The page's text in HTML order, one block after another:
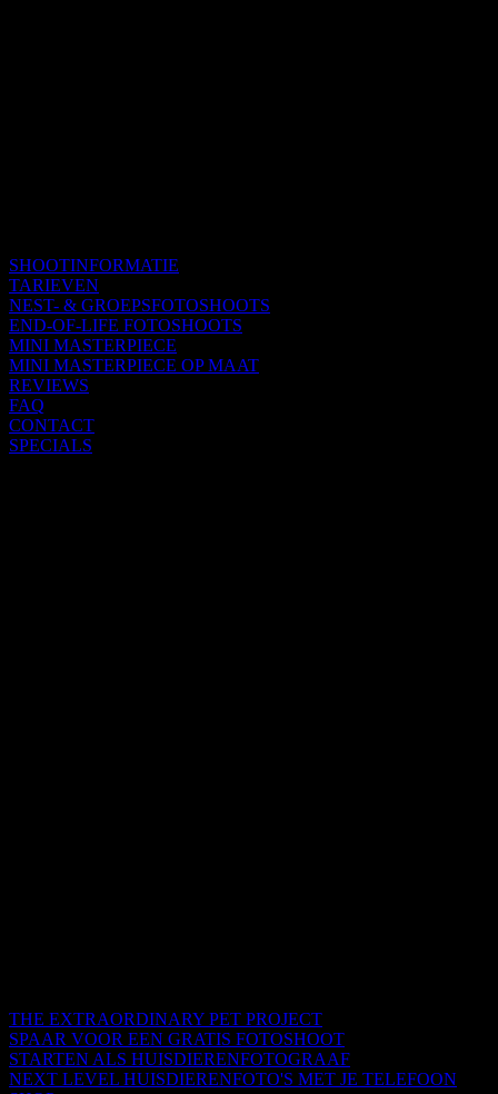
SHOOTINFORMATIE
TARIEVEN
NEST- & GROEPSFOTOSHOOTS
END-OF-LIFE FOTOSHOOTS
MINI MASTERPIECE
MINI MASTERPIECE OP MAAT
REVIEWS
FAQ
CONTACT
SPECIALS
THE EXTRAORDINARY PET PROJECT
SPAAR VOOR EEN GRATIS FOTOSHOOT
STARTEN ALS HUISDIERENFOTOGRAAF
NEXT LEVEL HUISDIERENFOTO'S MET JE TELEFOON